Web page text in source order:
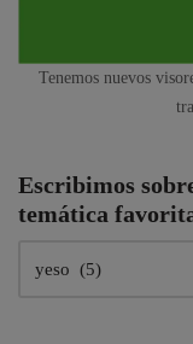
Tenemos nuevos
Escribimos
temática